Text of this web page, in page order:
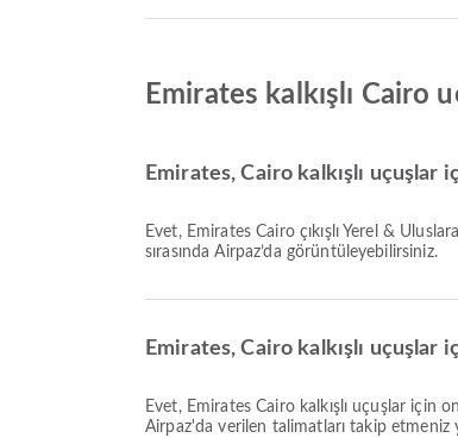
Emirates kalkışlı Cairo
Emirates, Cairo kalkışlı uçuşlar
Evet, Emirates Cairo çıkışlı Yerel & Uluslararası uçuşlar için bagaj hakkı sunar. Detaylar bilet türüne ve varış noktasına göre değişiklik gösterir. Bagaj detaylarını rezervasyon
sırasında Airpaz’da görüntüleyebilirsiniz.
Emirates, Cairo kalkışlı uçuşlar
Evet, Emirates Cairo kalkışlı uçuşlar için online check-in imkanı sunarak, platformumuz üzerinden uçuşunuz için rahatça check-in yapmanızı sağlar. İşlemi tamamlamak için
Airpaz'da verilen talimatları takip etmeniz